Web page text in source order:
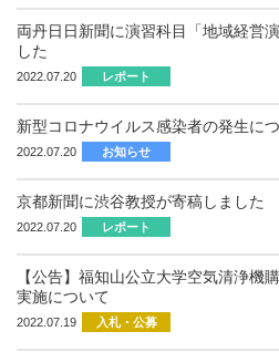
両丹日日新聞に演習科目「地域経営
した
2022.07.20 レポート
新型コロナウイルス感染者の発生に
2022.07.20 お知らせ
京都新聞に渋谷教授が寄稿しました
2022.07.20 レポート
【公告】福知山公立大学空気清浄機
実施について
2022.07.19 入札・公募